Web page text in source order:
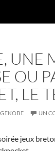
UNE
OU
LE
UN
jeux